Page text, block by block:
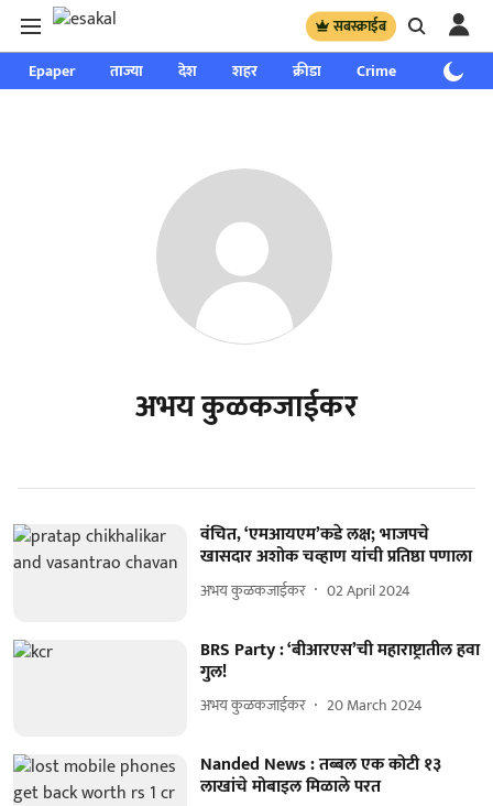
सबस्क्राईब
Epaper ताज्या देश शहर क्रीडा Crime साप्ताहिक
अभय कुळकजाईकर
वंचित, ‘एमआयएम’कडे लक्ष; भाजपचे
खासदार अशोक चव्हाण यांची प्रतिष्ठा पणाला
अभय कुळकजाईकर 02 April 2024
BRS Party : ‘बीआरएस’ची महाराष्ट्रातील हवा
गुल!
अभय कुळकजाईकर 20 March 2024
Nanded News : तब्बल एक कोटी १३
लाखांचे मोबाइल मिळाले परत